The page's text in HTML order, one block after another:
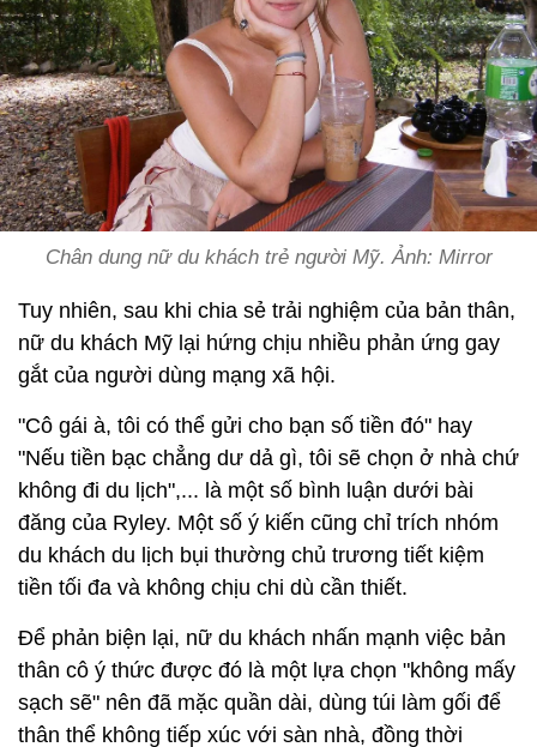
Chân dung nữ du khách trẻ người Mỹ. Ảnh: Mirror
Tuy nhiên, sau khi chia sẻ trải nghiệm của bản thân,
nữ du khách Mỹ lại hứng chịu nhiều phản ứng gay
gắt của người dùng mạng xã hội.
"Cô gái à, tôi có thể gửi cho bạn số tiền đó" hay
"Nếu tiền bạc chẳng dư dả gì, tôi sẽ chọn ở nhà chứ
không đi du lịch",... là một số bình luận dưới bài
đăng của Ryley. Một số ý kiến cũng chỉ trích nhóm
du khách du lịch bụi thường chủ trương tiết kiệm
tiền tối đa và không chịu chi dù cần thiết.
Để phản biện lại, nữ du khách nhấn mạnh việc bản
thân cô ý thức được đó là một lựa chọn "không mấy
sạch sẽ" nên đã mặc quần dài, dùng túi làm gối để
thân thể không tiếp xúc với sàn nhà, đồng thời